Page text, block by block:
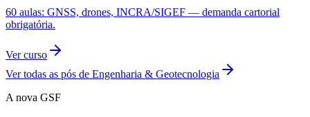
60 aulas: GNSS, drones, INCRA/SIGEF — demanda cartorial
obrigatória.
Ver curso
Ver todas as pós de Engenharia & Geotecnologia
A nova GSF